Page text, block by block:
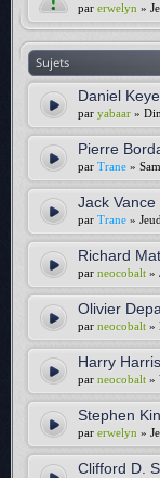
par erwelyn »
Sujets
Daniel
par yabaar »
Pierre
par Trane »
Jack Vance
par Trane »
Richard
par neocobalt »
Olivier
par neocobalt »
Harry
par neocobalt »
Stephen
par erwelyn »
Clifford D.